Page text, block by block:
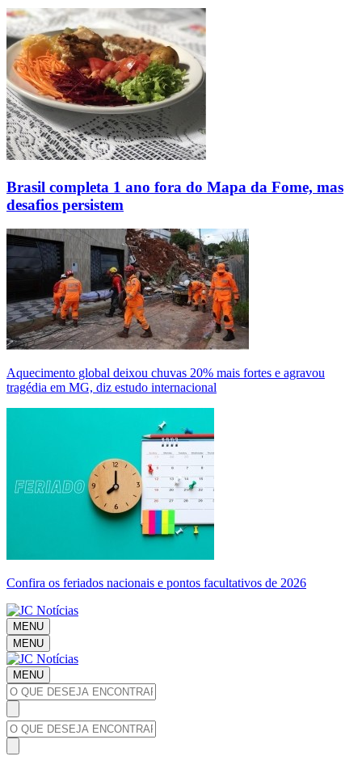
Brasil completa 1 ano fora do Mapa da Fome, mas
desafios persistem
Aquecimento global deixou chuvas 20% mais fortes e agravou
tragédia em MG, diz estudo internacional
Confira os feriados nacionais e pontos facultativos de 2026
MENU
MENU
MENU